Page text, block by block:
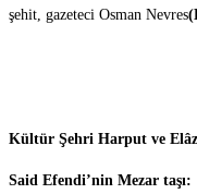
şehit, gazeteci Osman Nevres
Kültür Şehri Harput ve
Said Efendi’nin Mezar taşı: